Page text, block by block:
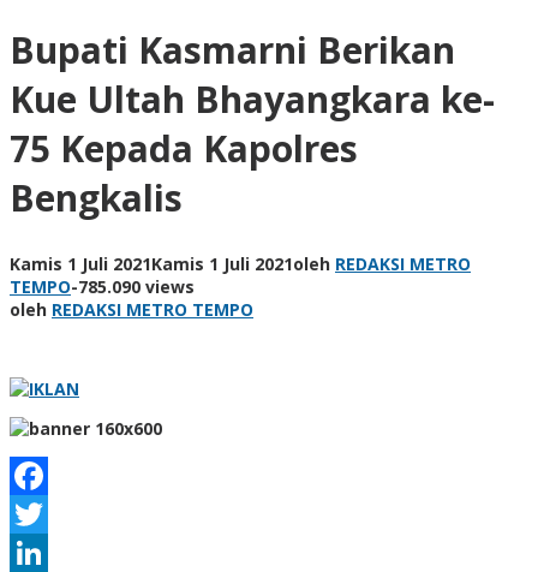
Bupati Kasmarni Berikan
Kue Ultah Bhayangkara ke-
75 Kepada Kapolres
Bengkalis
Kamis 1 Juli 2021Kamis 1 Juli 2021oleh REDAKSI METRO
TEMPO-785.090 views
oleh REDAKSI METRO TEMPO
Facebook
Twitter